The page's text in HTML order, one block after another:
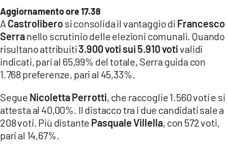
Aggiornamento ore 17.38
A Castroliberosi consolida il vantaggio di Francesco
Serranello scrutinio delle elezioni comunali. Quando
risultano attribuiti3.900 voti sui 5.910 votivalidi
indicati, pari al 65,99% del totale, Serra guida con
1.768 preferenze, pari al 45,33%.
Segue Nicoletta Perrotti, che raccoglie 1.560 voti e si
attesta al 40,00%. Il distacco tra i due candidati sale a
208 voti. Più distante Pasquale Villella, con 572 voti,
pari al 14,67%.